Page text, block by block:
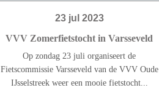
23 jul 2023
VVV Zomerfietstocht in Varsseveld
Op zondag 23 juli organiseert de
Fietscommissie Varsseveld van de VVV Oude
IJsselstreek weer een mooie fietstocht...